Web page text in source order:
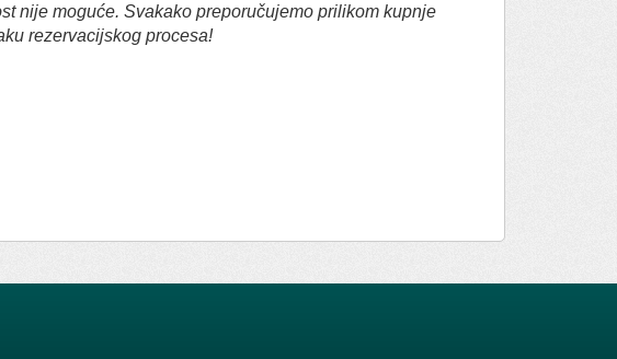
nije moguće. Svakako preporučujemo prilikom kupnje
rezervacijskog procesa!